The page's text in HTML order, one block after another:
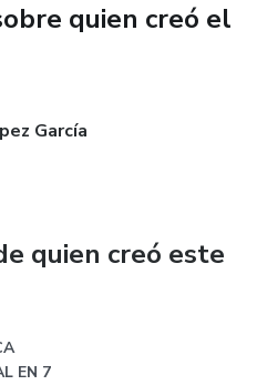
quien creó el
García
quien creó este
EN 7